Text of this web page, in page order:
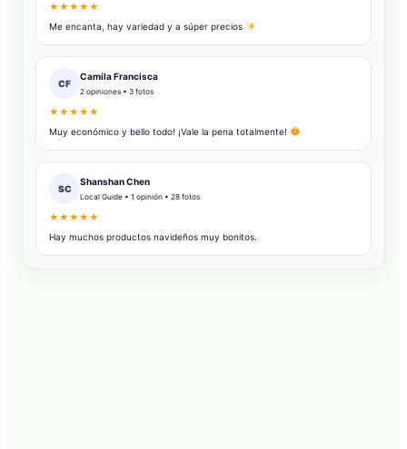
★★★★★
Me encanta, hay variedad y a súper precios
CF
Camila Francisca
2 opiniones • 3 fotos
★★★★★
Muy económico y bello todo! ¡Vale la pena totalmente!
SC
Shanshan Chen
Local Guide • 1 opinión • 28 fotos
★★★★★
Hay muchos productos navideños muy bonitos.